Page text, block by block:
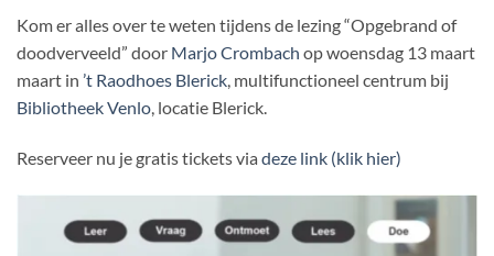
Kom er alles over te weten tijdens de lezing “Opgebrand of
doodverveeld” door Marjo Crombach op woensdag 13 maart
maart in ’t Raodhoes Blerick, multifunctioneel centrum bij
Bibliotheek Venlo, locatie Blerick.
Reserveer nu je gratis tickets via deze link (klik hier)